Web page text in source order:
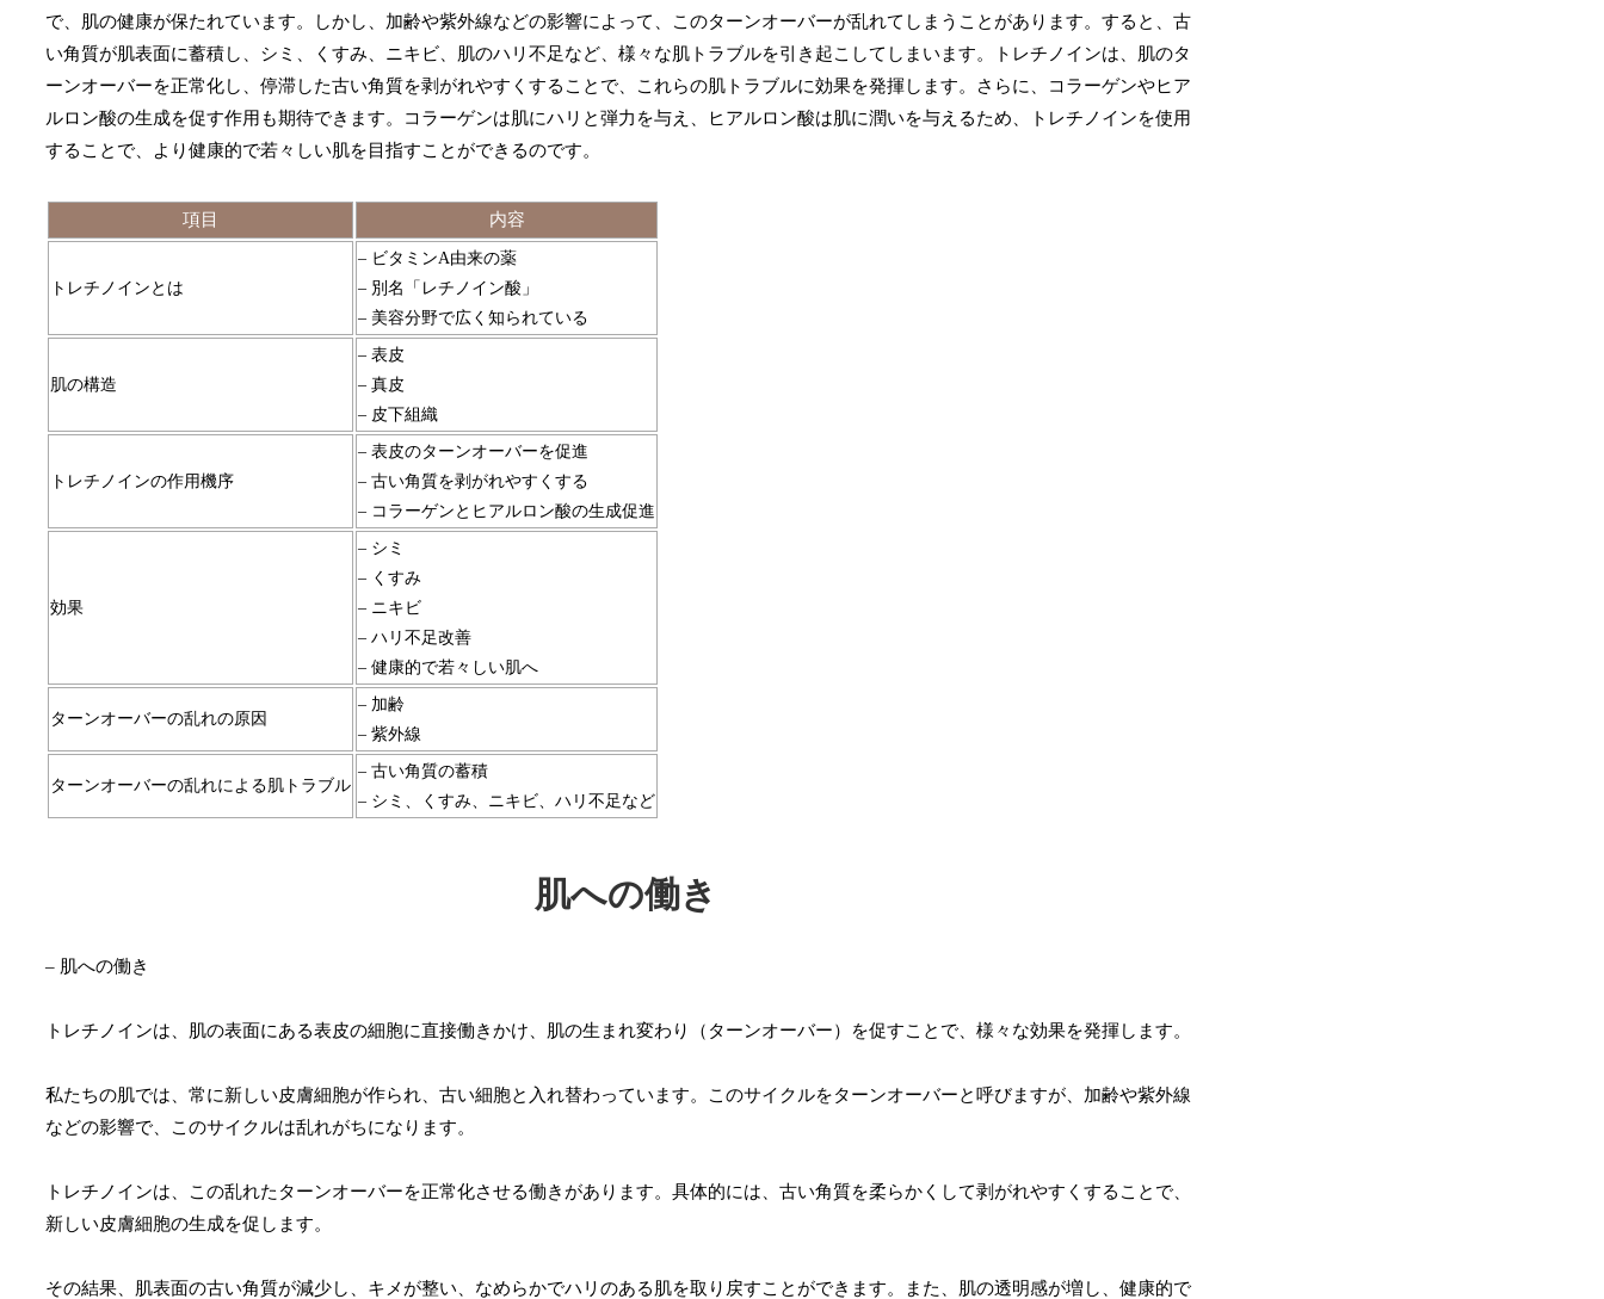
で、肌の健康が保たれています。しかし、加齢や紫外線などの影響によって、このターンオーバーが乱れてしまうことがあります。すると、古
い角質が肌表面に蓄積し、シミ、くすみ、ニキビ、肌のハリ不足など、様々な肌トラブルを引き起こしてしまいます。トレチノインは、肌のタ
ーンオーバーを正常化し、停滞した古い角質を剥がれやすくすることで、これらの肌トラブルに効果を発揮します。さらに、コラーゲンやヒア
ルロン酸の生成を促す作用も期待できます。コラーゲンは肌にハリと弾力を与え、ヒアルロン酸は肌に潤いを与えるため、トレチノインを使用
することで、より健康的で若々しい肌を目指すことができるのです。
項目 内容
トレチノインとは
– ビタミンA由来の薬
– 別名「レチノイン酸」
– 美容分野で広く知られている
肌の構造
– 表皮
– 真皮
– 皮下組織
トレチノインの作用機序
– 表皮のターンオーバーを促進
– 古い角質を剥がれやすくする
– コラーゲンとヒアルロン酸の生成促進
効果
– シミ
– くすみ
– ニキビ
– ハリ不足改善
– 健康的で若々しい肌へ
ターンオーバーの乱れの原因
– 加齢
– 紫外線
ターンオーバーの乱れによる肌トラブル
– 古い角質の蓄積
– シミ、くすみ、ニキビ、ハリ不足など
肌への働き
– 肌への働き
トレチノインは、肌の表面にある表皮の細胞に直接働きかけ、肌の生まれ変わり（ターンオーバー）を促すことで、様々な効果を発揮します。
私たちの肌では、常に新しい皮膚細胞が作られ、古い細胞と入れ替わっています。このサイクルをターンオーバーと呼びますが、加齢や紫外線
などの影響で、このサイクルは乱れがちになります。
トレチノインは、この乱れたターンオーバーを正常化させる働きがあります。具体的には、古い角質を柔らかくして剥がれやすくすることで、
新しい皮膚細胞の生成を促します。
その結果、肌表面の古い角質が減少し、キメが整い、なめらかでハリのある肌を取り戻すことができます。また、肌の透明感が増し、健康的で